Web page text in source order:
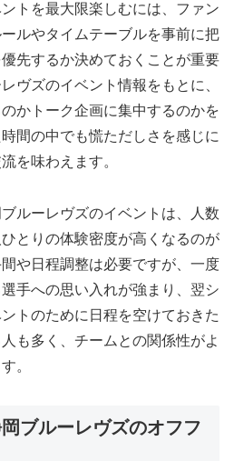
トを最大限楽しむには、ファン
ルやタイムテーブルを事前に把
先するか決めておくことが重要
ヴズのイベント情報をもとに、
かトーク企画に集中するのかを
間の中でも慌ただしさを感じに
を味わえます。
ルーレヴズのイベントは、人数
とりの体験密度が高くなるのが
や日程調整は必要ですが、一度
手への思い入れが強まり、翌シ
トのために日程を空けておきた
も多く、チームとの関係性がよ
。
ブルーレヴズのオフフ